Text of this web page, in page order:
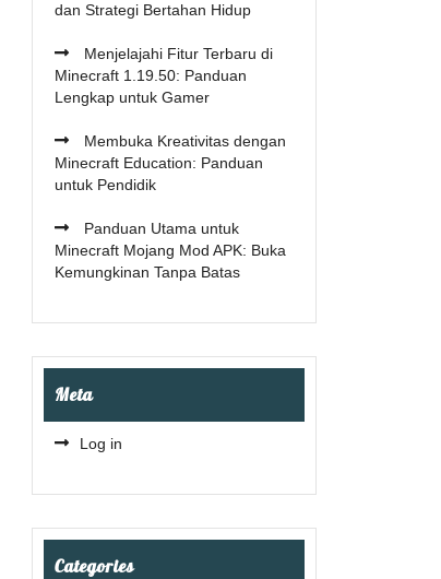
dan Strategi Bertahan Hidup
Menjelajahi Fitur Terbaru di
Minecraft 1.19.50: Panduan
Lengkap untuk Gamer
Membuka Kreativitas dengan
Minecraft Education: Panduan
untuk Pendidik
Panduan Utama untuk
Minecraft Mojang Mod APK: Buka
Kemungkinan Tanpa Batas
Meta
Log in
Categories